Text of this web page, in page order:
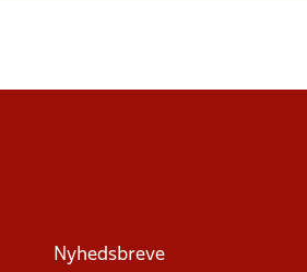
Nyhedsbreve